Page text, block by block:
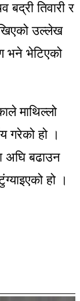
बद्री तिवारी र
उल्लेख
भने भेटिएको
माथिल्लो
गरेको हो ।
अघि बढाउन
हो ।